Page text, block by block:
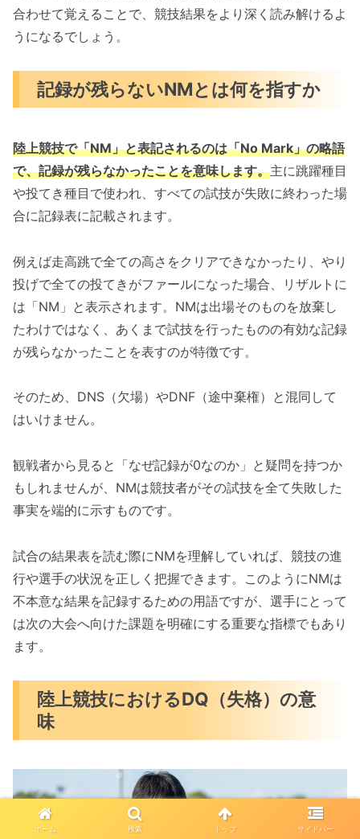
合わせて覚えることで、競技結果をより深く読み解けるよ
うになるでしょう。
記録が残らないNMとは何を指すか
陸上競技で「NM」と表記されるのは「No Mark」の略語
で、記録が残らなかったことを意味します。主に跳躍種目
や投てき種目で使われ、すべての試技が失敗に終わった場
合に記録表に記載されます。
例えば走高跳で全ての高さをクリアできなかったり、やり
投げで全ての投てきがファールになった場合、リザルトに
は「NM」と表示されます。NMは出場そのものを放棄し
たわけではなく、あくまで試技を行ったものの有効な記録
が残らなかったことを表すのが特徴です。
そのため、DNS（欠場）やDNF（途中棄権）と混同して
はいけません。
観戦者から見ると「なぜ記録が0なのか」と疑問を持つか
もしれませんが、NMは競技者がその試技を全て失敗した
事実を端的に示すものです。
試合の結果表を読む際にNMを理解していれば、競技の進
行や選手の状況を正しく把握できます。このようにNMは
不本意な結果を記録するための用語ですが、選手にとって
は次の大会へ向けた課題を明確にする重要な指標でもあり
ます。
陸上競技におけるDQ（失格）の意
味
ホーム 検索 トップ サイドバー